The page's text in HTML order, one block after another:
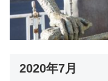
2020年7月